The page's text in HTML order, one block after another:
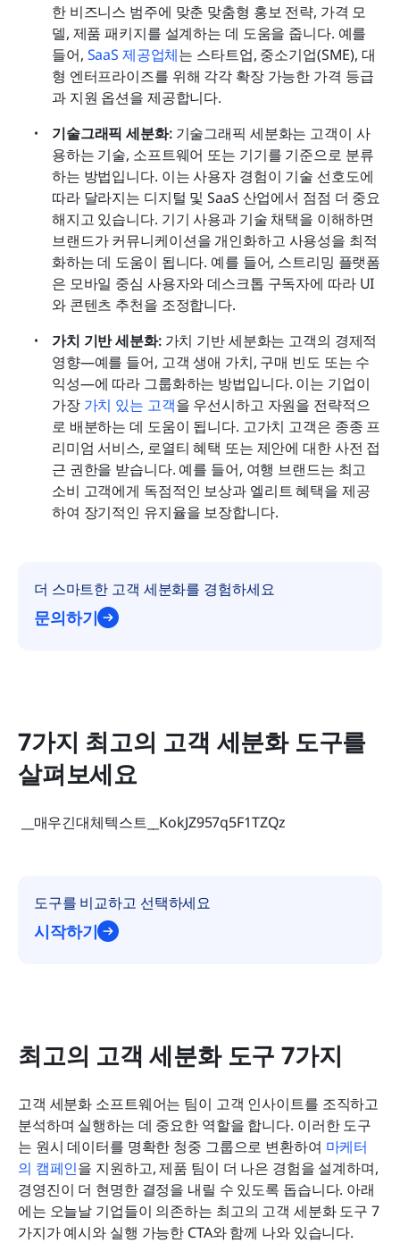
한 비즈니스 범주에 맞춘 맞춤형 홍보 전략, 가격 모
델, 제품 패키지를 설계하는 데 도움을 줍니다. 예를
들어, SaaS 제공업체는 스타트업, 중소기업(SME), 대
형 엔터프라이즈를 위해 각각 확장 가능한 가격 등급
과 지원 옵션을 제공합니다.
기술그래픽 세분화: 기술그래픽 세분화는 고객이 사
용하는 기술, 소프트웨어 또는 기기를 기준으로 분류
하는 방법입니다. 이는 사용자 경험이 기술 선호도에
따라 달라지는 디지털 및 SaaS 산업에서 점점 더 중요
해지고 있습니다. 기기 사용과 기술 채택을 이해하면
브랜드가 커뮤니케이션을 개인화하고 사용성을 최적
화하는 데 도움이 됩니다. 예를 들어, 스트리밍 플랫폼
은 모바일 중심 사용자와 데스크톱 구독자에 따라 UI
와 콘텐츠 추천을 조정합니다.
가치 기반 세분화: 가치 기반 세분화는 고객의 경제적
영향—예를 들어, 고객 생애 가치, 구매 빈도 또는 수
익성—에 따라 그룹화하는 방법입니다. 이는 기업이
가장 가치 있는 고객을 우선시하고 자원을 전략적으
로 배분하는 데 도움이 됩니다. 고가치 고객은 종종 프
리미엄 서비스, 로열티 혜택 또는 제안에 대한 사전 접
근 권한을 받습니다. 예를 들어, 여행 브랜드는 최고
소비 고객에게 독점적인 보상과 엘리트 혜택을 제공
하여 장기적인 유지율을 보장합니다.
더 스마트한 고객 세분화를 경험하세요
문의하기
7가지 최고의 고객 세분화 도구를
살펴보세요
__매우긴대체텍스트__KokJZ957q5F1TZQz
도구를 비교하고 선택하세요
시작하기
최고의 고객 세분화 도구 7가지
고객 세분화 소프트웨어는 팀이 고객 인사이트를 조직하고
분석하며 실행하는 데 중요한 역할을 합니다. 이러한 도구
는 원시 데이터를 명확한 청중 그룹으로 변환하여 마케터
의 캠페인을 지원하고, 제품 팀이 더 나은 경험을 설계하며,
경영진이 더 현명한 결정을 내릴 수 있도록 돕습니다. 아래
에는 오늘날 기업들이 의존하는 최고의 고객 세분화 도구 7
가지가 예시와 실행 가능한 CTA와 함께 나와 있습니다.